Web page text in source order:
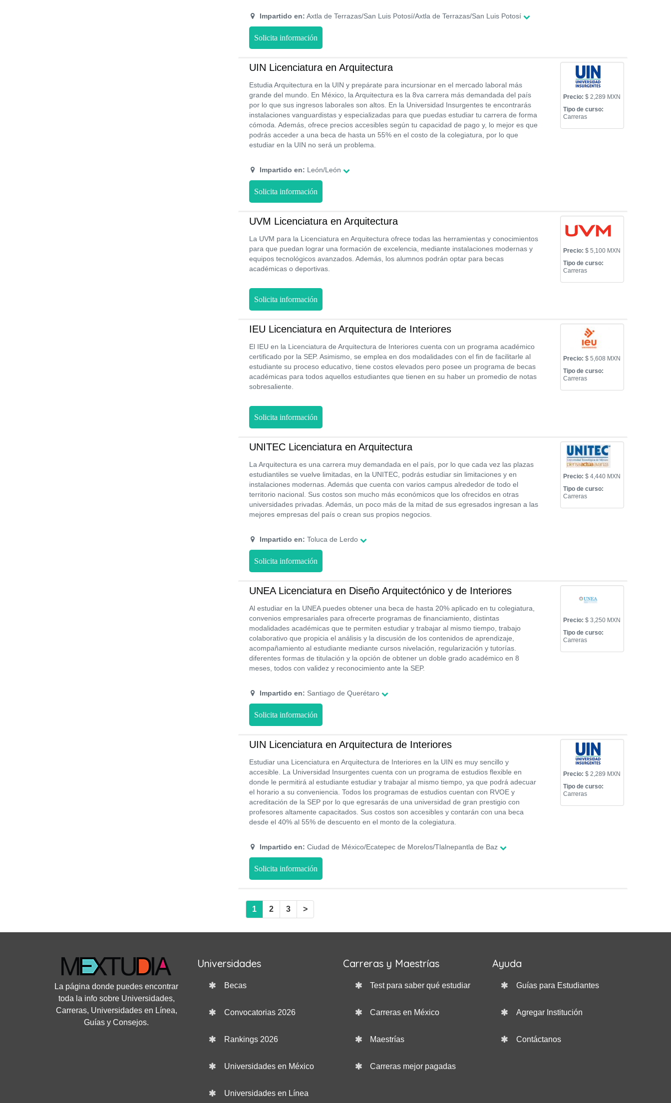
Impartido en: Axtla de Terrazas/San Luis Potosí/Axtla de Terrazas/San Luis Potosí
Solicita información
UIN Licenciatura en Arquitectura
Estudia Arquitectura en la UIN y prepárate para incursionar en el mercado laboral más
grande del mundo. En México, la Arquitectura es la 8va carrera más demandada del país
por lo que sus ingresos laborales son altos. En la Universidad Insurgentes te encontrarás
instalaciones vanguardistas y especializadas para que puedas estudiar tu carrera de forma
cómoda. Además, ofrece precios accesibles según tu capacidad de pago y, lo mejor es que
podrás acceder a una beca de hasta un 55% en el costo de la colegiatura, por lo que
estudiar en la UIN no será un problema.
Impartido en: León/León
Precio: $ 2,289 MXN
Tipo de curso:
Carreras
Solicita información
UVM Licenciatura en Arquitectura
La UVM para la Licenciatura en Arquitectura ofrece todas las herramientas y conocimientos
para que puedan lograr una formación de excelencia, mediante instalaciones modernas y
equipos tecnológicos avanzados. Además, los alumnos podrán optar para becas
académicas o deportivas.
Precio: $ 5,100 MXN
Tipo de curso:
Carreras
Solicita información
IEU Licenciatura en Arquitectura de Interiores
El IEU en la Licenciatura de Arquitectura de Interiores cuenta con un programa académico
certificado por la SEP. Asimismo, se emplea en dos modalidades con el fin de facilitarle al
estudiante su proceso educativo, tiene costos elevados pero posee un programa de becas
académicas para todos aquellos estudiantes que tienen en su haber un promedio de notas
sobresaliente.
Precio: $ 5,608 MXN
Tipo de curso:
Carreras
Solicita información
UNITEC Licenciatura en Arquitectura
La Arquitectura es una carrera muy demandada en el país, por lo que cada vez las plazas
estudiantiles se vuelve limitadas, en la UNITEC, podrás estudiar sin limitaciones y en
instalaciones modernas. Además que cuenta con varios campus alrededor de todo el
territorio nacional. Sus costos son mucho más económicos que los ofrecidos en otras
universidades privadas. Además, un poco más de la mitad de sus egresados ingresan a las
mejores empresas del país o crean sus propios negocios.
Impartido en: Toluca de Lerdo
Precio: $ 4,440 MXN
Tipo de curso:
Carreras
Solicita información
UNEA Licenciatura en Diseño Arquitectónico y de Interiores
Al estudiar en la UNEA puedes obtener una beca de hasta 20% aplicado en tu colegiatura,
convenios empresariales para ofrecerte programas de financiamiento, distintas
modalidades académicas que te permiten estudiar y trabajar al mismo tiempo, trabajo
colaborativo que propicia el análisis y la discusión de los contenidos de aprendizaje,
acompañamiento al estudiante mediante cursos nivelación, regularización y tutorías.
diferentes formas de titulación y la opción de obtener un doble grado académico en 8
meses, todos con validez y reconocimiento ante la SEP.
Impartido en: Santiago de Querétaro
Precio: $ 3,250 MXN
Tipo de curso:
Carreras
Solicita información
UIN Licenciatura en Arquitectura de Interiores
Estudiar una Licenciatura en Arquitectura de Interiores en la UIN es muy sencillo y
accesible. La Universidad Insurgentes cuenta con un programa de estudios flexible en
donde le permitirá al estudiante estudiar y trabajar al mismo tiempo, ya que podrá adecuar
el horario a su conveniencia. Todos los programas de estudios cuentan con RVOE y
acreditación de la SEP por lo que egresarás de una universidad de gran prestigio con
profesores altamente capacitados. Sus costos son accesibles y contarán con una beca
desde el 40% al 55% de descuento en el monto de la colegiatura.
Impartido en: Ciudad de México/Ecatepec de Morelos/Tlalnepantla de Baz
Precio: $ 2,289 MXN
Tipo de curso:
Carreras
Solicita información
1 2 3 >
La página donde puedes encontrar
toda la info sobre Universidades,
Carreras, Universidades en Línea,
Guías y Consejos.
Universidades
Becas
Convocatorias 2026
Rankings 2026
Universidades en México
Universidades en Línea
Carreras y Maestrías
Test para saber qué estudiar
Carreras en México
Maestrías
Carreras mejor pagadas
Ayuda
Guías para Estudiantes
Agregar Institución
Contáctanos